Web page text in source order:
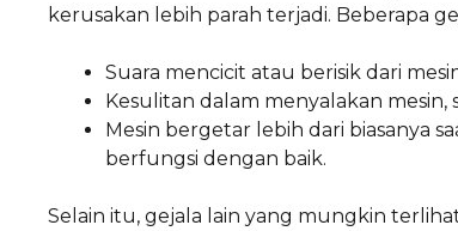
kerusakan lebih parah terjadi. Beberapa
Suara mencicit atau berisik dari
Kesulitan dalam menyalakan
Mesin bergetar lebih dari biasanya
berfungsi dengan baik.
Selain itu, gejala lain yang mungkin